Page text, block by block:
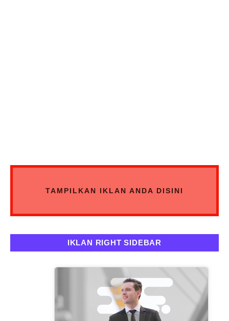
TAMPILKAN IKLAN ANDA DISINI
IKLAN RIGHT SIDEBAR